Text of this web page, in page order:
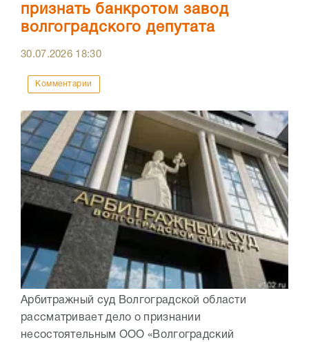
признать банкротом завод
волгоградского депутата
30.07.2026 18:30
Комментарии
Арбитражный суд Волгоградской области
рассматривает дело о признании
несостоятельным ООО «Волгоградский